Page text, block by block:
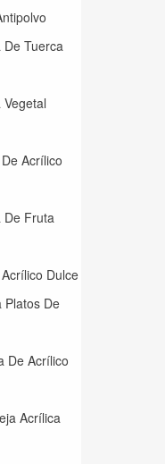
Tuerca
Acrílico
De Fruta
Dulce
Platos De
De Acrílico
Acrílica